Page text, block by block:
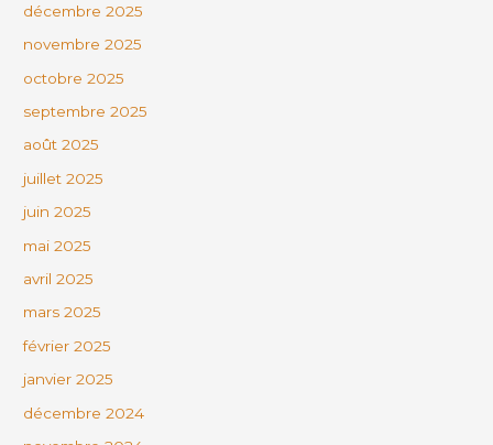
décembre 2025
novembre 2025
octobre 2025
septembre 2025
août 2025
juillet 2025
juin 2025
mai 2025
avril 2025
mars 2025
février 2025
janvier 2025
décembre 2024